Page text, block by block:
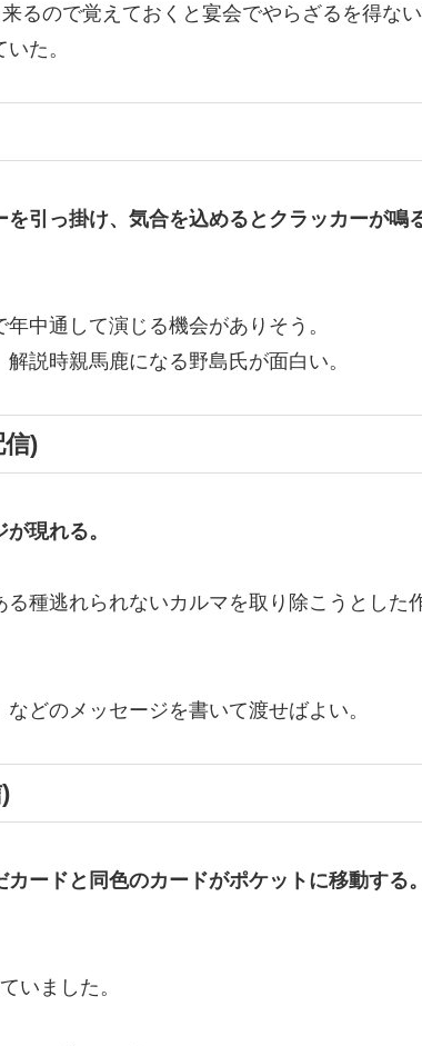
るので覚えておくと宴会でやらざるを得な
た。
引っ掛け、気合を込めるとクラッカーが鳴る
中通して演じる機会がありそう。
説時親馬鹿になる野島氏が面白い。
)
現れる。
種逃れられないカルマを取り除こうとした
どのメッセージを書いて渡せばよい。
ードと同色のカードがポケットに移動する。
いました。